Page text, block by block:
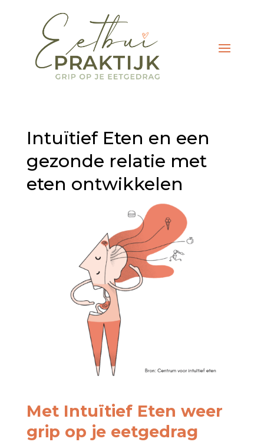
Intuïtief Eten en een
gezonde relatie met
eten ontwikkelen
Met Intuïtief Eten weer
grip op je eetgedrag